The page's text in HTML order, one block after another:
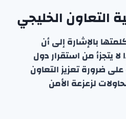
التعاون الخليجي
بالإشارة إلى أن
لا يتجزأ من استقرار دول
ضرورة تعزيز التعاون
لزعزعة الأمن